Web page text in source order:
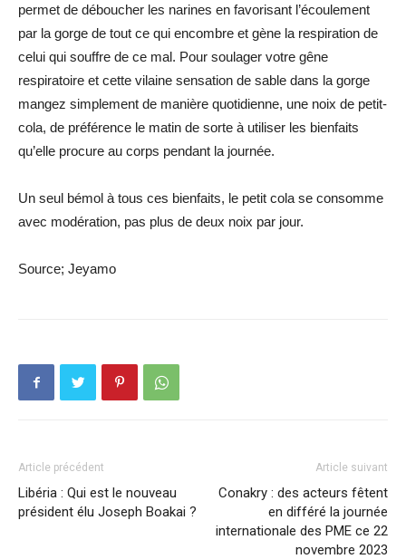
permet de déboucher les narines en favorisant l’écoulement
par la gorge de tout ce qui encombre et gène la respiration de
celui qui souffre de ce mal. Pour soulager votre gêne
respiratoire et cette vilaine sensation de sable dans la gorge
mangez simplement de manière quotidienne, une noix de petit-
cola, de préférence le matin de sorte à utiliser les bienfaits
qu’elle procure au corps pendant la journée.
Un seul bémol à tous ces bienfaits, le petit cola se consomme
avec modération, pas plus de deux noix par jour.
Source; Jeyamo
Article précédent
Libéria : Qui est le nouveau
président élu Joseph Boakai ?
Article suivant
Conakry : des acteurs fêtent
en différé la journée
internationale des PME ce 22
novembre 2023